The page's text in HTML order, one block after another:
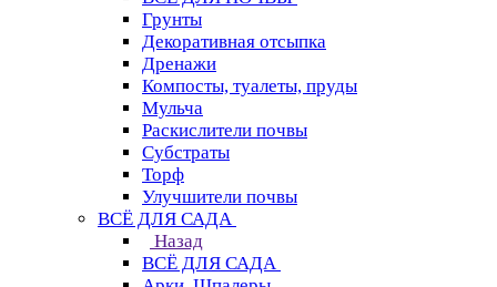
Грунты
Декоративная отсыпка
Дренажи
Компосты, туалеты, пруды
Мульча
Раскислители почвы
Субстраты
Торф
Улучшители почвы
ВСЁ ДЛЯ САДА
Назад
ВСЁ ДЛЯ САДА